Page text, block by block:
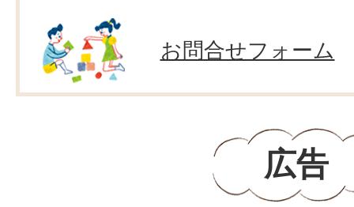
お問合せフォーム
広告